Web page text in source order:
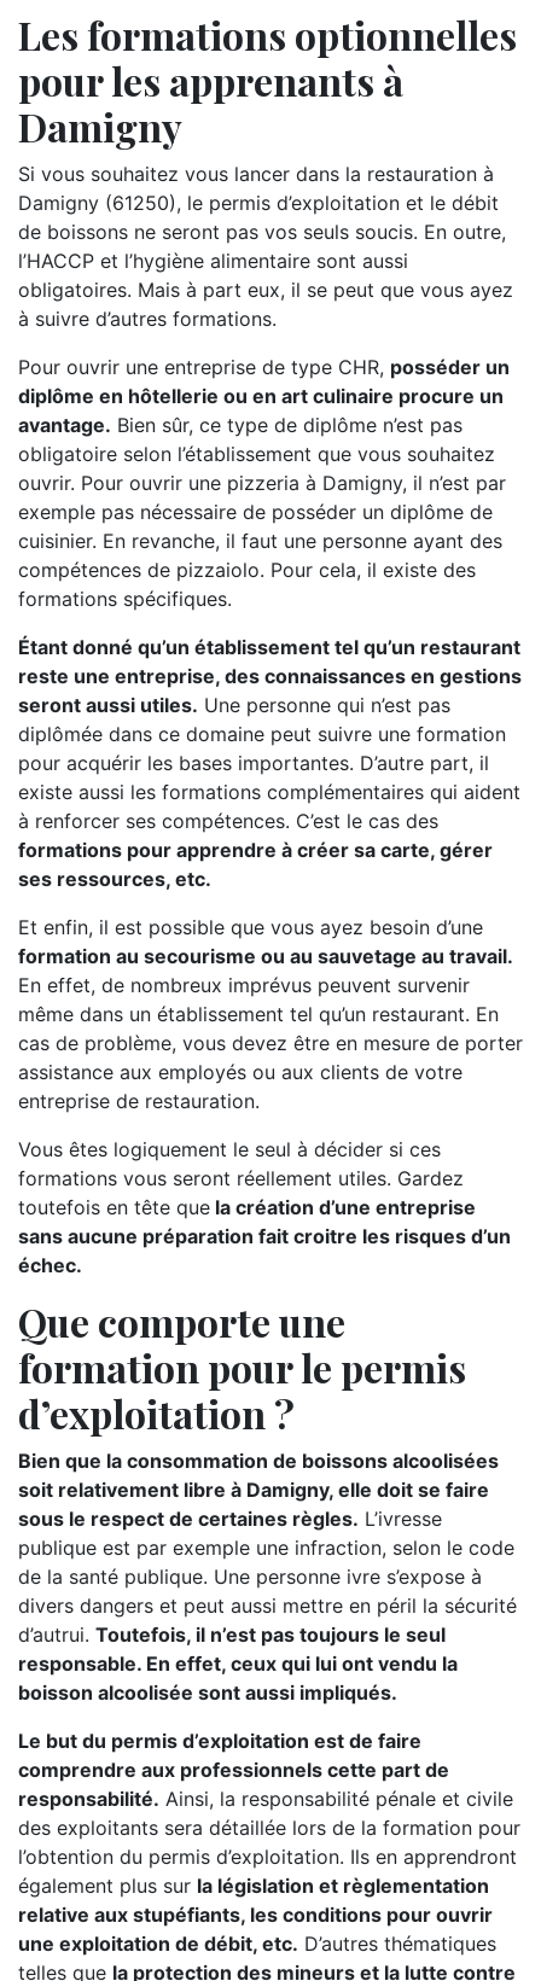
Les formations optionnelles
pour les apprenants à
Damigny
Si vous souhaitez vous lancer dans la restauration à
Damigny (61250), le permis d’exploitation et le débit
de boissons ne seront pas vos seuls soucis. En outre,
l’HACCP et l’hygiène alimentaire sont aussi
obligatoires. Mais à part eux, il se peut que vous ayez
à suivre d’autres formations.
Pour ouvrir une entreprise de type CHR, posséder un
diplôme en hôtellerie ou en art culinaire procure un
avantage. Bien sûr, ce type de diplôme n’est pas
obligatoire selon l’établissement que vous souhaitez
ouvrir. Pour ouvrir une pizzeria à Damigny, il n’est par
exemple pas nécessaire de posséder un diplôme de
cuisinier. En revanche, il faut une personne ayant des
compétences de pizzaiolo. Pour cela, il existe des
formations spécifiques.
Étant donné qu’un établissement tel qu’un restaurant
reste une entreprise, des connaissances en gestions
seront aussi utiles. Une personne qui n’est pas
diplômée dans ce domaine peut suivre une formation
pour acquérir les bases importantes. D’autre part, il
existe aussi les formations complémentaires qui aident
à renforcer ses compétences. C’est le cas des
formations pour apprendre à créer sa carte, gérer
ses ressources, etc.
Et enfin, il est possible que vous ayez besoin d’une
formation au secourisme ou au sauvetage au travail.
En effet, de nombreux imprévus peuvent survenir
même dans un établissement tel qu’un restaurant. En
cas de problème, vous devez être en mesure de porter
assistance aux employés ou aux clients de votre
entreprise de restauration.
Vous êtes logiquement le seul à décider si ces
formations vous seront réellement utiles. Gardez
toutefois en tête que la création d’une entreprise
sans aucune préparation fait croitre les risques d’un
échec.
Que comporte une
formation pour le permis
d’exploitation ?
Bien que la consommation de boissons alcoolisées
soit relativement libre à Damigny, elle doit se faire
sous le respect de certaines règles. L’ivresse
publique est par exemple une infraction, selon le code
de la santé publique. Une personne ivre s’expose à
divers dangers et peut aussi mettre en péril la sécurité
d’autrui. Toutefois, il n’est pas toujours le seul
responsable. En effet, ceux qui lui ont vendu la
boisson alcoolisée sont aussi impliqués.
Le but du permis d’exploitation est de faire
comprendre aux professionnels cette part de
responsabilité. Ainsi, la responsabilité pénale et civile
des exploitants sera détaillée lors de la formation pour
l’obtention du permis d’exploitation. Ils en apprendront
également plus sur la législation et règlementation
relative aux stupéfiants, les conditions pour ouvrir
une exploitation de débit, etc. D’autres thématiques
telles que la protection des mineurs et la lutte contre